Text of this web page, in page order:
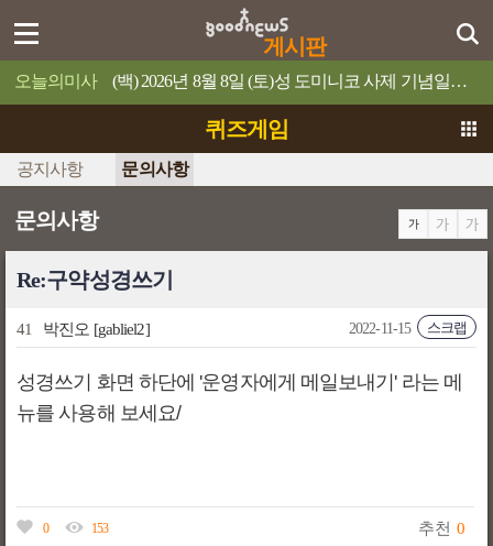
게시판
오늘의미사 (백) 2026년 8월 8일 (토)성 도미니코 사제 기념일믿음이 있으면 너희가 못할 일은 하나도 없을 것이다.
퀴즈게임
공지사항 문의사항
문의사항
Re:구약성경쓰기
41 박진오 [gabliel2] 스크랩
2022-11-15
성경쓰기 화면 하단에 '운영자에게 메일보내기' 라는 메
뉴를 사용해 보세요/
0 153 추천 0